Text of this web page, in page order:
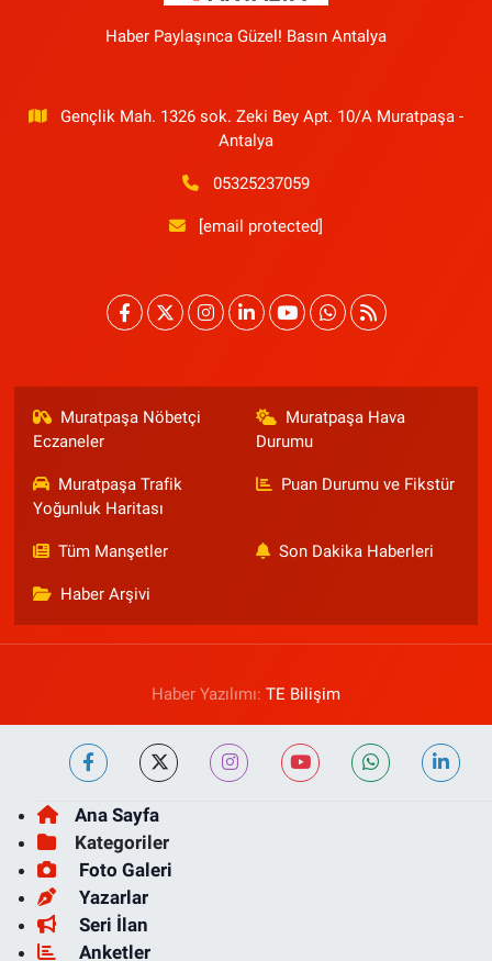
Haber Paylaşınca Güzel! Basın Antalya
Gençlik Mah. 1326 sok. Zeki Bey Apt. 10/A Muratpaşa -
Antalya
05325237059
[email protected]
Muratpaşa Nöbetçi
Eczaneler
Muratpaşa Hava
Durumu
Muratpaşa Trafik
Yoğunluk Haritası
Puan Durumu ve Fikstür
Tüm Manşetler Son Dakika Haberleri
Haber Arşivi
Haber Yazılımı: TE Bilişim
Ana Sayfa
Kategoriler
Foto Galeri
Yazarlar
Seri İlan
Anketler